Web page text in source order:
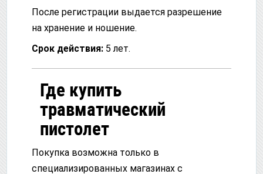
После регистрации выдается разрешение
на хранение и ношение.
Срок действия: 5 лет.
Где купить
травматический
пистолет
Покупка возможна только в
специализированных магазинах с